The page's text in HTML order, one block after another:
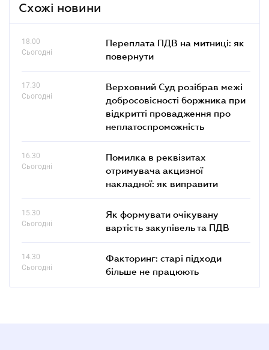
Схожі новини
18.00
Сьогодні
Переплата ПДВ на митниці: як
повернути
17.30
Сьогодні
Верховний Суд розібрав межі
добросовісності боржника при
відкритті провадження про
неплатоспроможність
16.30
Сьогодні
Помилка в реквізитах
отримувача акцизної
накладної: як виправити
15.30
Сьогодні
Як формувати очікувану
вартість закупівель та ПДВ
14.30
Сьогодні
Факторинг: старі підходи
більше не працюють